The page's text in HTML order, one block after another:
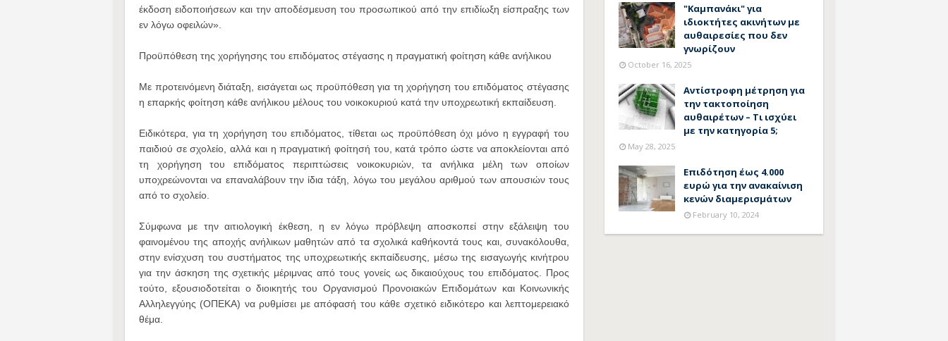
έκδοση ειδοποιήσεων και την αποδέσμευση του προσωπικού από την επιδίωξη είσπραξης των
εν λόγω οφειλών».
Προϋπόθεση της χορήγησης του επιδόματος στέγασης η πραγματική φοίτηση κάθε ανήλικου
Με προτεινόμενη διάταξη, εισάγεται ως προϋπόθεση για τη χορήγηση του επιδόματος στέγασης
η επαρκής φοίτηση κάθε ανήλικου μέλους του νοικοκυριού κατά την υποχρεωτική εκπαίδευση.
Ειδικότερα, για τη χορήγηση του επιδόματος, τίθεται ως προϋπόθεση όχι μόνο η εγγραφή του
παιδιού σε σχολείο, αλλά και η πραγματική φοίτησή του, κατά τρόπο ώστε να αποκλείονται από
τη χορήγηση του επιδόματος περιπτώσεις νοικοκυριών, τα ανήλικα μέλη των οποίων
υποχρεώνονται να επαναλάβουν την ίδια τάξη, λόγω του μεγάλου αριθμού των απουσιών τους
από το σχολείο.
Σύμφωνα με την αιτιολογική έκθεση, η εν λόγω πρόβλεψη αποσκοπεί στην εξάλειψη του
φαινομένου της αποχής ανήλικων μαθητών από τα σχολικά καθήκοντά τους και, συνακόλουθα,
στην ενίσχυση του συστήματος της υποχρεωτικής εκπαίδευσης, μέσω της εισαγωγής κινήτρου
για την άσκηση της σχετικής μέριμνας από τους γονείς ως δικαιούχους του επιδόματος. Προς
τούτο, εξουσιοδοτείται ο διοικητής του Οργανισμού Προνοιακών Επιδομάτων και Κοινωνικής
Αλληλεγγύης (ΟΠΕΚΑ) να ρυθμίσει με απόφασή του κάθε σχετικό ειδικότερο και λεπτομερειακό
θέμα.
"Καμπανάκι" για
ιδιοκτήτες ακινήτων με
αυθαιρεσίες που δεν
γνωρίζουν
October 16, 2025
Αντίστροφη μέτρηση για
την τακτοποίηση
αυθαιρέτων – Τι ισχύει
με την κατηγορία 5;
May 28, 2025
Επιδότηση έως 4.000
ευρώ για την ανακαίνιση
κενών διαμερισμάτων
February 10, 2024